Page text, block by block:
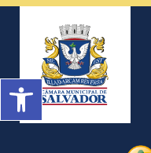
Barra de Ferramentas Aberta